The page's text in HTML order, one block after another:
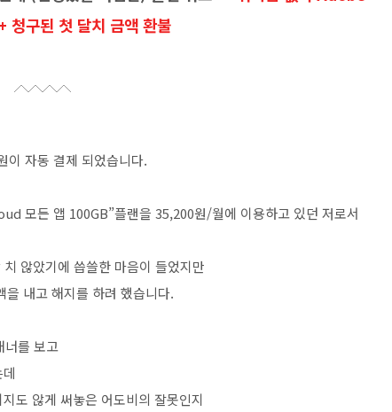
구된 첫 달치 금액 환불
이 자동 결제 되었습니다.
모든 앱 100GB”플랜을 35,200원/월에 이용하고 있던 저로서
않았기에 씁쓸한 마음이 들었지만
내고 해지를 하려 했습니다.
너를 보고
도 않게 써놓은 어도비의 잘못인지